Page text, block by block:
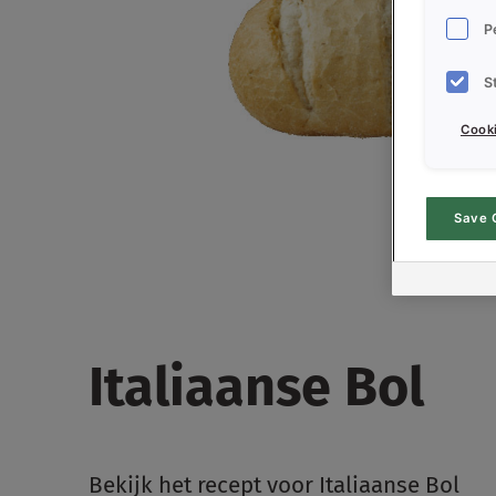
Italiaanse Bol
Bekijk het recept voor Italiaanse Bol
Save